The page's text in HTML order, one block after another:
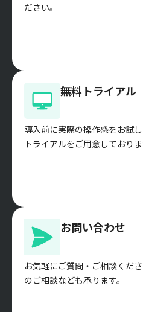
ださい。
無料トライアル
導入前に実際の操作感をお試
トライアルをご用意しておりま
お問い合わせ
お気軽にご質問・ご相談くだ
のご相談なども承ります。